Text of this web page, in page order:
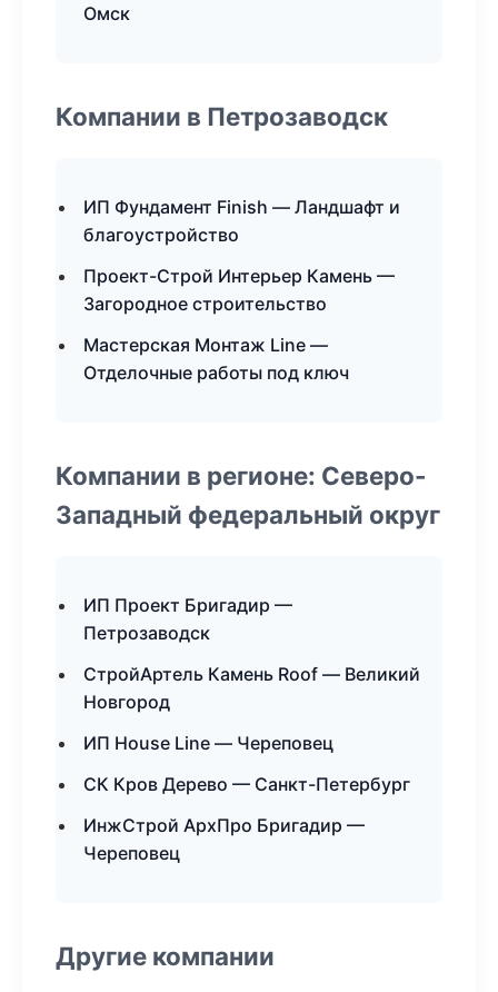
Омск
Компании в Петрозаводск
ИП Фундамент Finish — Ландшафт и
благоустройство
Проект-Строй Интерьер Камень —
Загородное строительство
Мастерская Монтаж Line —
Отделочные работы под ключ
Компании в регионе: Северо-
Западный федеральный округ
ИП Проект Бригадир —
Петрозаводск
СтройАртель Камень Roof — Великий
Новгород
ИП House Line — Череповец
СК Кров Дерево — Санкт-Петербург
ИнжСтрой АрхПро Бригадир —
Череповец
Другие компании